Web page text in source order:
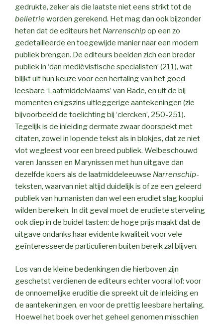
gedrukte, zeker als die laatste niet eens strikt tot de
belletrieworden gerekend. Het mag dan ook bijzonder
heten dat de editeurs het Narrenschipop een zo
gedetailleerde en toegewijde manier naar een modern
publiek brengen. De editeurs beelden zich een breder
publiek in ‘dan mediëvistische specialisten’ (211), wat
blijkt uit hun keuze voor een hertaling van het goed
leesbare ‘Laatmiddelvlaams’ van Bade, en uit de bij
momenten enigszins uitleggerige aantekeningen (zie
bijvoorbeeld de toelichting bij ‘clercken’, 250-251).
Tegelijk is de inleiding dermate zwaar doorspekt met
citaten, zowel in lopende tekst als in blokjes, dat ze niet
vlot wegleest voor een breed publiek. Welbeschouwd
varen Janssen en Marynissen met hun uitgave dan
dezelfde koers als de laatmiddeleeuwse Narrenschip-
teksten, waarvan niet altijd duidelijk is of ze een geleerd
publiek van humanisten dan wel een erudiet slag kooplui
wilden bereiken. In dit geval moet de erudiete sterveling
ook diep in de buidel tasten: de hoge prijs maakt dat de
uitgave ondanks haar evidente kwaliteit voor vele
geïnteresseerde particulieren buiten bereik zal blijven.
Los van de kleine bedenkingen die hierboven zijn
geschetst verdienen de editeurs echter vooral lof: voor
de onnoemelijke eruditie die spreekt uit de inleiding en
de aantekeningen, en voor de prettig leesbare hertaling.
Hoewel het boek over het geheel genomen misschien